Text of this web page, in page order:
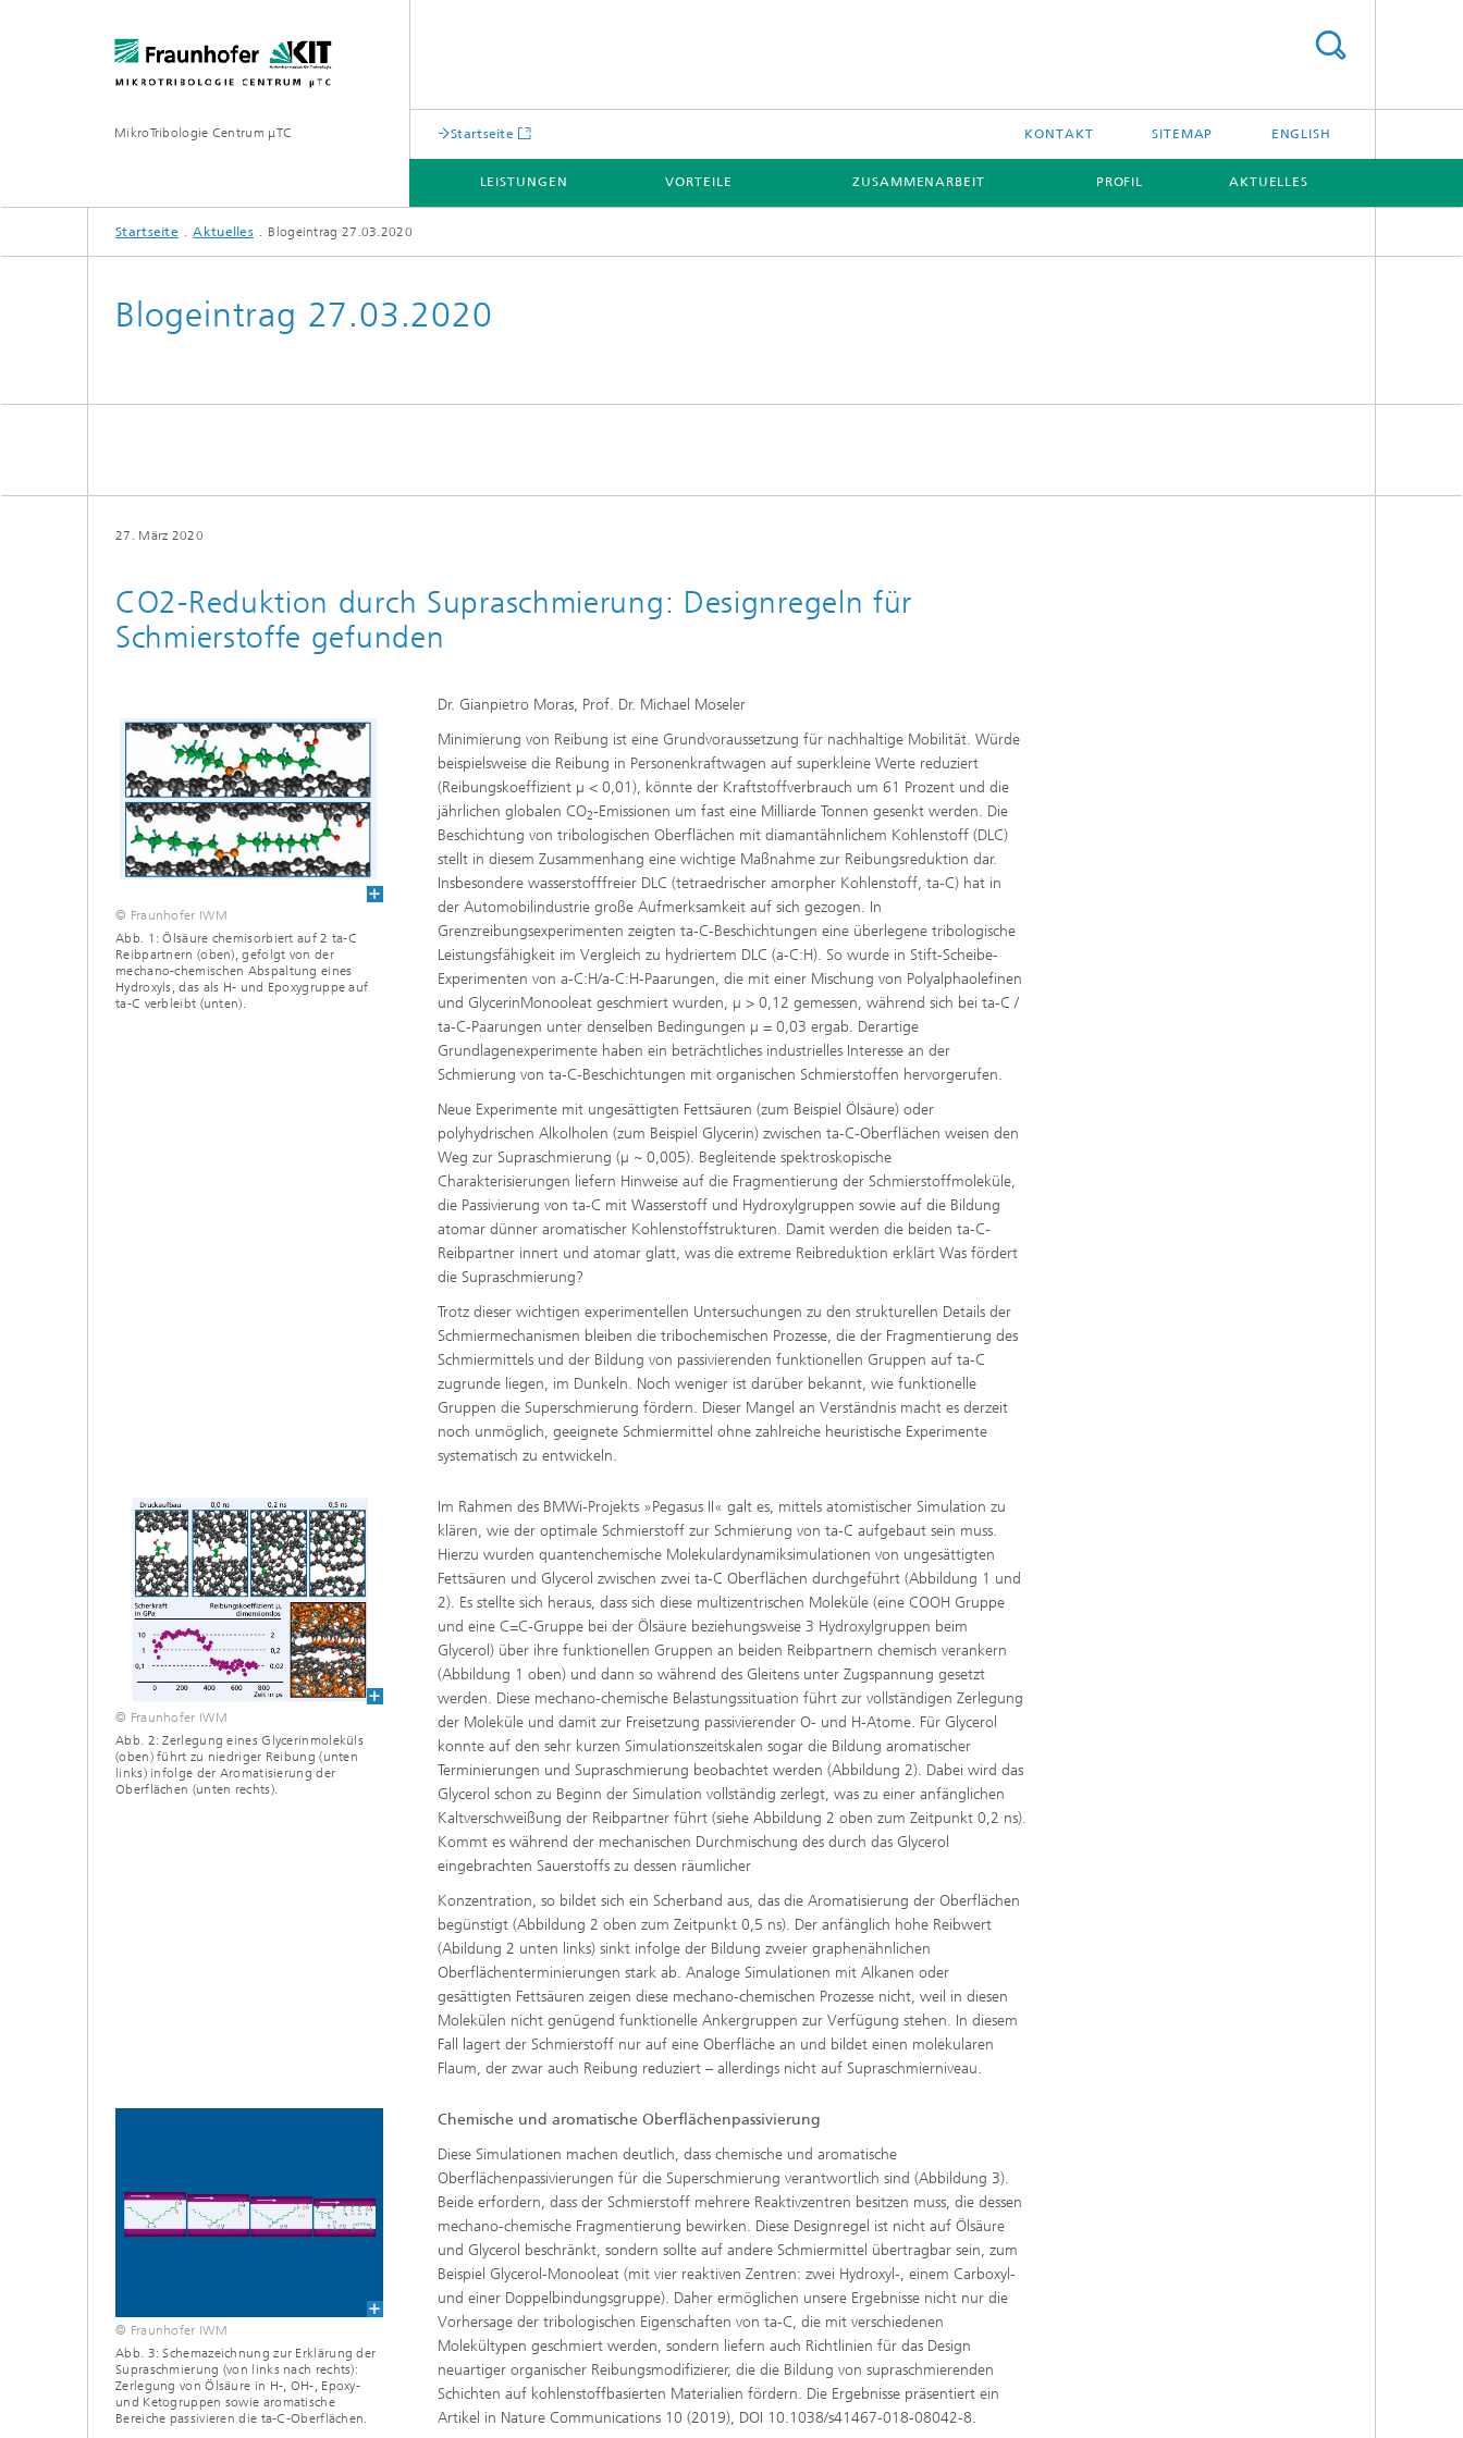
MikroTribologie Centrum μTC Startseite KONTAKT SITEMAP ENGLISH
LEISTUNGEN VORTEILE ZUSAMMENARBEIT PROFIL AKTUELLES
Startseite Aktuelles Blogeintrag 27.03.2020
Blogeintrag 27.03.2020
27. März 2020
CO2-Reduktion durch Supraschmierung: Designregeln für
Schmierstoffe gefunden
© Fraunhofer IWM
Abb. 1: Ölsäure chemisorbiert auf 2 ta-C
Reibpartnern (oben), gefolgt von der
mechano-chemischen Abspaltung eines
Hydroxyls, das als H- und Epoxygruppe auf
ta-C verbleibt (unten).
Dr. Gianpietro Moras, Prof. Dr. Michael Moseler
Minimierung von Reibung ist eine Grundvoraussetzung für nachhaltige Mobilität. Würde
beispielsweise die Reibung in Personenkraftwagen auf superkleine Werte reduziert
(Reibungskoeffizient µ < 0,01), könnte der Kraftstoffverbrauch um 61 Prozent und die
jährlichen globalen CO2-Emissionen um fast eine Milliarde Tonnen gesenkt werden. Die
Beschichtung von tribologischen Oberflächen mit diamantähnlichem Kohlenstoff (DLC)
stellt in diesem Zusammenhang eine wichtige Maßnahme zur Reibungsreduktion dar.
Insbesondere wasserstofffreier DLC (tetraedrischer amorpher Kohlenstoff, ta-C) hat in
der Automobilindustrie große Aufmerksamkeit auf sich gezogen. In
Grenzreibungsexperimenten zeigten ta-C-Beschichtungen eine überlegene tribologische
Leistungsfähigkeit im Vergleich zu hydriertem DLC (a-C:H). So wurde in Stift-Scheibe-
Experimenten von a-C:H/a-C:H-Paarungen, die mit einer Mischung von Polyalphaolefinen
und GlycerinMonooleat geschmiert wurden, µ > 0,12 gemessen, während sich bei ta-C /
ta-C-Paarungen unter denselben Bedingungen µ = 0,03 ergab. Derartige
Grundlagenexperimente haben ein beträchtliches industrielles Interesse an der
Schmierung von ta-C-Beschichtungen mit organischen Schmierstoffen hervorgerufen.
Neue Experimente mit ungesättigten Fettsäuren (zum Beispiel Ölsäure) oder
polyhydrischen Alkolholen (zum Beispiel Glycerin) zwischen ta-C-Oberflächen weisen den
Weg zur Supraschmierung (µ ~ 0,005). Begleitende spektroskopische
Charakterisierungen liefern Hinweise auf die Fragmentierung der Schmierstoffmoleküle,
die Passivierung von ta-C mit Wasserstoff und Hydroxylgruppen sowie auf die Bildung
atomar dünner aromatischer Kohlenstoffstrukturen. Damit werden die beiden ta-C-
Reibpartner innert und atomar glatt, was die extreme Reibreduktion erklärt Was fördert
die Supraschmierung?
Trotz dieser wichtigen experimentellen Untersuchungen zu den strukturellen Details der
Schmiermechanismen bleiben die tribochemischen Prozesse, die der Fragmentierung des
Schmiermittels und der Bildung von passivierenden funktionellen Gruppen auf ta-C
zugrunde liegen, im Dunkeln. Noch weniger ist darüber bekannt, wie funktionelle
Gruppen die Superschmierung fördern. Dieser Mangel an Verständnis macht es derzeit
noch unmöglich, geeignete Schmiermittel ohne zahlreiche heuristische Experimente
systematisch zu entwickeln.
© Fraunhofer IWM
Abb. 2: Zerlegung eines Glycerinmoleküls
(oben) führt zu niedriger Reibung (unten
links) infolge der Aromatisierung der
Oberflächen (unten rechts).
Im Rahmen des BMWi-Projekts »Pegasus II« galt es, mittels atomistischer Simulation zu
klären, wie der optimale Schmierstoff zur Schmierung von ta-C aufgebaut sein muss.
Hierzu wurden quantenchemische Molekulardynamiksimulationen von ungesättigten
Fettsäuren und Glycerol zwischen zwei ta-C Oberflächen durchgeführt (Abbildung 1 und
2). Es stellte sich heraus, dass sich diese multizentrischen Moleküle (eine COOH Gruppe
und eine C=C-Gruppe bei der Ölsäure beziehungsweise 3 Hydroxylgruppen beim
Glycerol) über ihre funktionellen Gruppen an beiden Reibpartnern chemisch verankern
(Abbildung 1 oben) und dann so während des Gleitens unter Zugspannung gesetzt
werden. Diese mechano-chemische Belastungssituation führt zur vollständigen Zerlegung
der Moleküle und damit zur Freisetzung passivierender O- und H-Atome. Für Glycerol
konnte auf den sehr kurzen Simulationszeitskalen sogar die Bildung aromatischer
Terminierungen und Supraschmierung beobachtet werden (Abbildung 2). Dabei wird das
Glycerol schon zu Beginn der Simulation vollständig zerlegt, was zu einer anfänglichen
Kaltverschweißung der Reibpartner führt (siehe Abbildung 2 oben zum Zeitpunkt 0,2 ns).
Kommt es während der mechanischen Durchmischung des durch das Glycerol
eingebrachten Sauerstoffs zu dessen räumlicher
Konzentration, so bildet sich ein Scherband aus, das die Aromatisierung der Oberflächen
begünstigt (Abbildung 2 oben zum Zeitpunkt 0,5 ns). Der anfänglich hohe Reibwert
(Abildung 2 unten links) sinkt infolge der Bildung zweier graphenähnlichen
Oberflächenterminierungen stark ab. Analoge Simulationen mit Alkanen oder
gesättigten Fettsäuren zeigen diese mechano-chemischen Prozesse nicht, weil in diesen
Molekülen nicht genügend funktionelle Ankergruppen zur Verfügung stehen. In diesem
Fall lagert der Schmierstoff nur auf eine Oberfläche an und bildet einen molekularen
Flaum, der zwar auch Reibung reduziert – allerdings nicht auf Supraschmierniveau.
© Fraunhofer IWM
Abb. 3: Schemazeichnung zur Erklärung der
Supraschmierung (von links nach rechts):
Zerlegung von Ölsäure in H-, OH-, Epoxy-
und Ketogruppen sowie aromatische
Bereiche passivieren die ta-C-Oberflächen.
Chemische und aromatische Oberflächenpassivierung
Diese Simulationen machen deutlich, dass chemische und aromatische
Oberflächenpassivierungen für die Superschmierung verantwortlich sind (Abbildung 3).
Beide erfordern, dass der Schmierstoff mehrere Reaktivzentren besitzen muss, die dessen
mechano-chemische Fragmentierung bewirken. Diese Designregel ist nicht auf Ölsäure
und Glycerol beschränkt, sondern sollte auf andere Schmiermittel übertragbar sein, zum
Beispiel Glycerol-Monooleat (mit vier reaktiven Zentren: zwei Hydroxyl-, einem Carboxyl-
und einer Doppelbindungsgruppe). Daher ermöglichen unsere Ergebnisse nicht nur die
Vorhersage der tribologischen Eigenschaften von ta-C, die mit verschiedenen
Molekültypen geschmiert werden, sondern liefern auch Richtlinien für das Design
neuartiger organischer Reibungsmodifizierer, die die Bildung von supraschmierenden
Schichten auf kohlenstoffbasierten Materialien fördern. Die Ergebnisse präsentiert ein
Artikel in Nature Communications 10 (2019), DOI 10.1038/s41467-018-08042-8.